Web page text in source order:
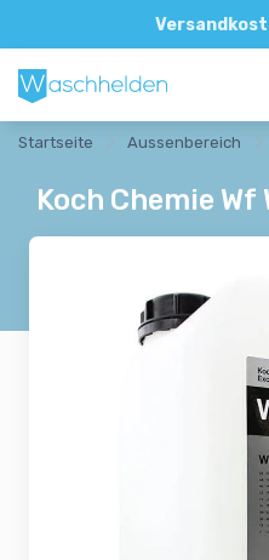
Direkte und
Startseite Aussenbereich
Koch Chemie Wf